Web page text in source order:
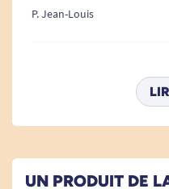
P. Jean-Louis
Elle ne tient pas bien sur
Bonjour, Merci pour
en nylon pour canne de
UN PRODUIT DE